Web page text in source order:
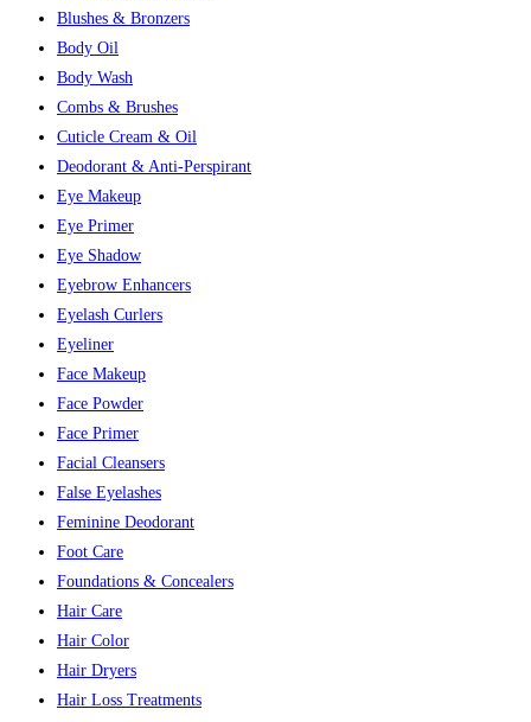
Blushes & Bronzers
Body Oil
Body Wash
Combs & Brushes
Cuticle Cream & Oil
Deodorant & Anti-Perspirant
Eye Makeup
Eye Primer
Eye Shadow
Eyebrow Enhancers
Eyelash Curlers
Eyeliner
Face Makeup
Face Powder
Face Primer
Facial Cleansers
False Eyelashes
Feminine Deodorant
Foot Care
Foundations & Concealers
Hair Care
Hair Color
Hair Dryers
Hair Loss Treatments